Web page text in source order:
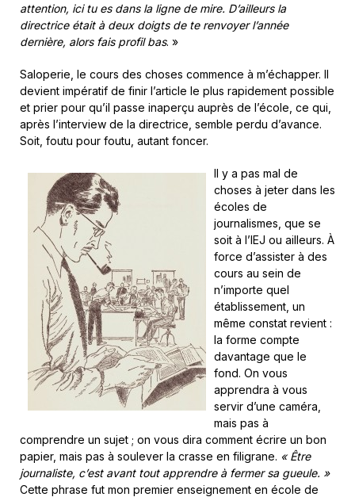
attention, ici tu es dans la ligne de mire. D’ailleurs la
directrice était à deux doigts de te renvoyer l’année
dernière, alors fais profil bas. »
Saloperie, le cours des choses commence à m’échapper. Il
devient impératif de finir l’article le plus rapidement possible
et prier pour qu’il passe inaperçu auprès de l’école, ce qui,
après l’interview de la directrice, semble perdu d’avance.
Soit, foutu pour foutu, autant foncer.
Il y a pas mal de
choses à jeter dans les
écoles de
journalismes, que se
soit à l’IEJ ou ailleurs. À
force d’assister à des
cours au sein de
n’importe quel
établissement, un
même constat revient :
la forme compte
davantage que le
fond. On vous
apprendra à vous
servir d’une caméra,
mais pas à
comprendre un sujet ; on vous dira comment écrire un bon
papier, mais pas à soulever la crasse en filigrane. « Être
journaliste, c’est avant tout apprendre à fermer sa gueule. »
Cette phrase fut mon premier enseignement en école de